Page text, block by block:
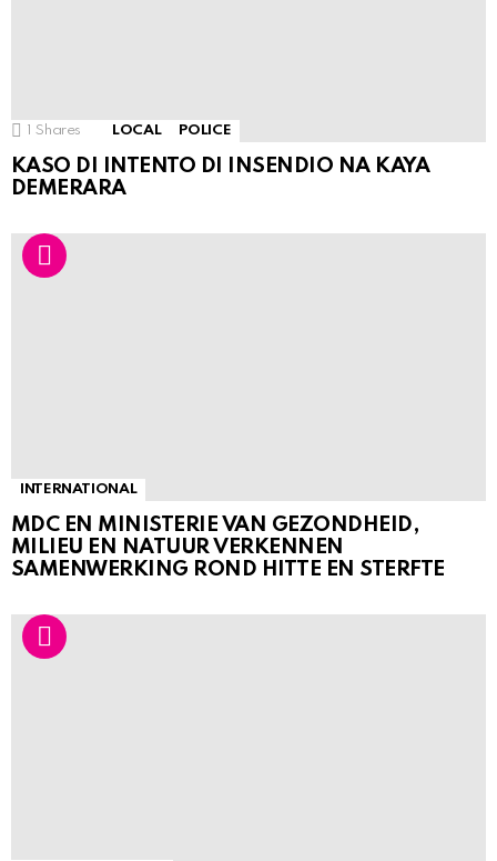
Shares LOCAL POLICE
KASO DI INTENTO DI INSENDIO NA KAYA
DEMERARA
INTERNATIONAL
MDC EN MINISTERIE VAN GEZONDHEID,
MILIEU EN NATUUR VERKENNEN
SAMENWERKING ROND HITTE EN STERFTE